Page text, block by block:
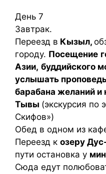
День 7
Завтрак.
Переезд в Кызыл,
городу. Посещение
Азии, буддийского
услышать
барабана желаний и
Тывы (экскурсия по
Скифов»)
Обед в одном из
Переезд к озеру
пути остановка у
Сюда едут